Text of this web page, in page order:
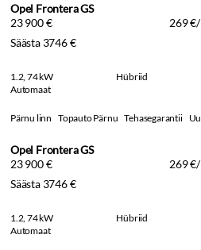
Opel Frontera GS
23 900 €
269
Säästa 3746 €
1.2, 74 kW
Hübriid
Automaat
Pärnu linn Topauto Pärnu Tehasegarantii
Opel Frontera GS
23 900 €
269
Säästa 3746 €
1.2, 74 kW
Hübriid
Automaat